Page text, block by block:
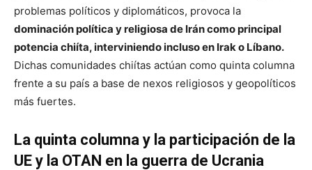
problemas políticos y diplomáticos, provoca la
dominación política y religiosa de Irán como principal
potencia chiíta, interviniendo incluso en Irak o Líbano.
Dichas comunidades chiítas actúan como quinta columna
frente a su país a base de nexos religiosos y geopolíticos
más fuertes.
La quinta columna y la participación de la
UE y la OTAN en la guerra de Ucrania